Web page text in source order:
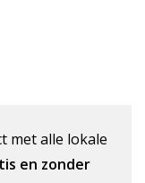
met alle lokale
en zonder